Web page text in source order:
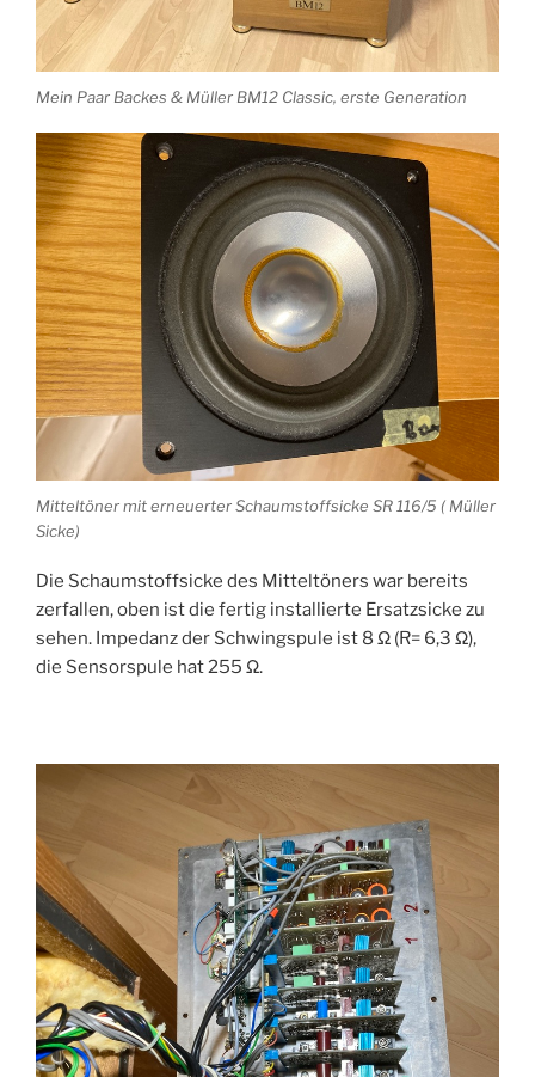
Mein Paar Backes & Müller BM12 Classic, erste Generation
Mitteltöner mit erneuerter Schaumstoffsicke SR 116/5 ( Müller
Sicke)
Die Schaumstoffsicke des Mitteltöners war bereits
zerfallen, oben ist die fertig installierte Ersatzsicke zu
sehen. Impedanz der Schwingspule ist 8 Ω (R= 6,3 Ω),
die Sensorspule hat 255 Ω.